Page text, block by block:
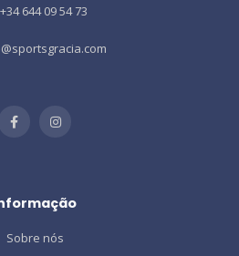
+34 644 09 54 73
Sobre nós